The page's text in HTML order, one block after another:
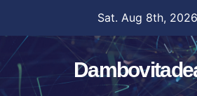
content
Sat. Aug 8th, 2026